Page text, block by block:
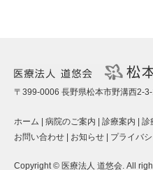
〒399-0006 長野県松本市野溝西
ホーム | 病院のご案内 | 診療案内 | 診
お問い合わせ | お知らせ | プライバ
Copyright © 医療法人 道悠会. All